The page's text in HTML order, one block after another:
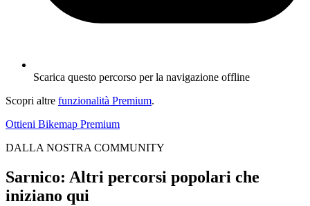
Scarica questo percorso per la navigazione offline
Scopri altre funzionalità Premium.
Ottieni Bikemap Premium
DALLA NOSTRA COMMUNITY
Sarnico: Altri percorsi popolari che
iniziano qui